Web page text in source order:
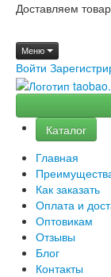
Доставляем
Меню
Войти
Каталог
Главная
Как заказать
Оплата и
Оптовикам
Отзывы
Блог
Контакты